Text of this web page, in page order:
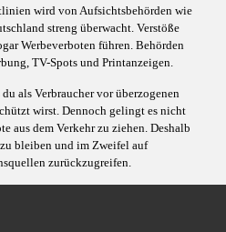
wird von Aufsichtsbehörden wie
streng überwacht. Verstöße
Werbeverboten führen. Behörden
TV-Spots und Printanzeigen.
als Verbraucher vor überzogenen
wirst. Dennoch gelingt es nicht
aus dem Verkehr zu ziehen. Deshalb
bleiben und im Zweifel auf
zurückzugreifen.